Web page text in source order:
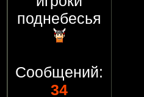
поднебесья
Сообщений:
34